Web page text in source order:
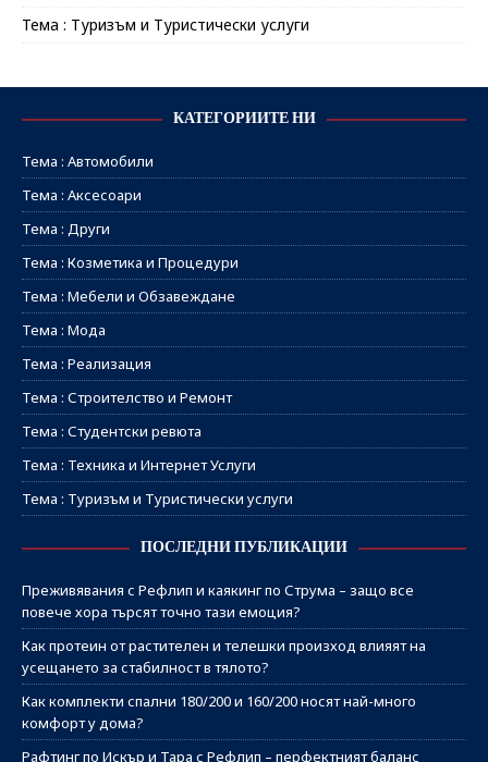
Тема : Туризъм и Туристически услуги
КАТЕГОРИИТЕ НИ
Тема : Автомобили
Тема : Аксесоари
Тема : Други
Тема : Козметика и Процедури
Тема : Мебели и Обзавеждане
Тема : Мода
Тема : Реализация
Тема : Строителство и Ремонт
Тема : Студентски ревюта
Тема : Техника и Интернет Услуги
Тема : Туризъм и Туристически услуги
ПОСЛЕДНИ ПУБЛИКАЦИИ
Преживявания с Рефлип и каякинг по Струма – защо все
повече хора търсят точно тази емоция?
Как протеин от растителен и телешки произход влияят на
усещането за стабилност в тялото?
Как комплекти спални 180/200 и 160/200 носят най-много
комфорт у дома?
Рафтинг по Искър и Тара с Рефлип – перфектният баланс